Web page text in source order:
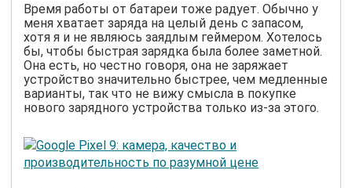
Время работы от батареи тоже радует. Обычно у
меня хватает заряда на целый день с запасом,
хотя я и не являюсь заядлым геймером. Хотелось
бы, чтобы быстрая зарядка была более заметной.
Она есть, но честно говоря, она не заряжает
устройство значительно быстрее, чем медленные
варианты, так что не вижу смысла в покупке
нового зарядного устройства только из-за этого.